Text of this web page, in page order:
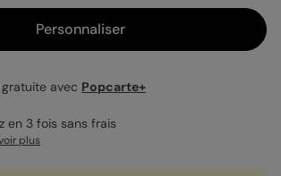
Personnaliser
gratuite avec Popcarte+
en 3 fois sans frais
plus